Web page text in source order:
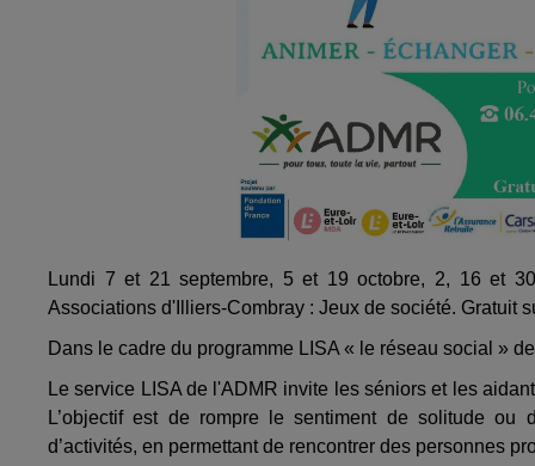
Lundi 7 et 21 septembre, 5 et 19 octobre, 2, 16 et
Associations d'Illiers-Combray : Jeux de société. Gratuit
Dans le cadre du programme LISA « le réseau social »
Le service LISA de l'ADMR invite les séniors et les
L’objectif est de rompre le sentiment de solitude ou
d’activités, en permettant de rencontrer des personnes